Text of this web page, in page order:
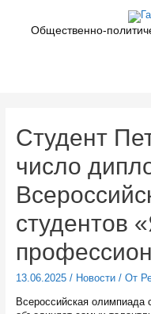
содержимомуОбщественно-
Студент
число
студентов
13.06.2025/ Новости/ От
Всероссийская олимпиада